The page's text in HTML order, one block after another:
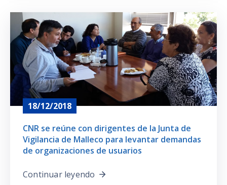
18/12/2018
CNR se reúne con dirigentes de la Junta de
Vigilancia de Malleco para levantar demandas
de organizaciones de usuarios
Continuar leyendo